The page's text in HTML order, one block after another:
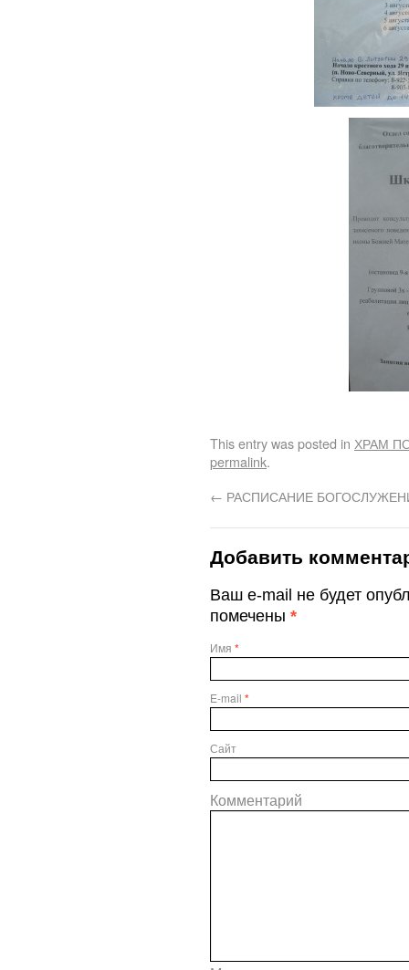
This entry was posted in ХРАМ
permalink.
← РАСПИСАНИЕ
Добавить
Ваш e-mail не будет
помечены *
Имя *
E-mail *
Сайт
Комментарий